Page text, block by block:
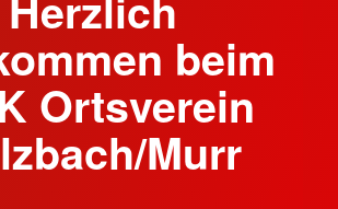
beim
Ortsverein
Murr